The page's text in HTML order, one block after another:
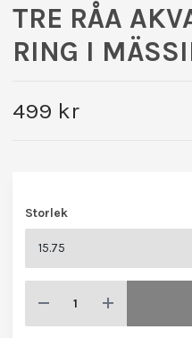
TRE RÅA
RING I
499 kr
Storlek